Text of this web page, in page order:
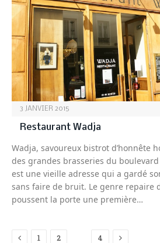
3 JANVIER 2015
Restaurant Wadja
Wadja, savoureux bistrot d’honnête
des grandes brasseries du
est une vieille adresse qui a gardé
sans faire de bruit. Le genre repaire
poussent la porte une première…
Previous
1 2 4 Next